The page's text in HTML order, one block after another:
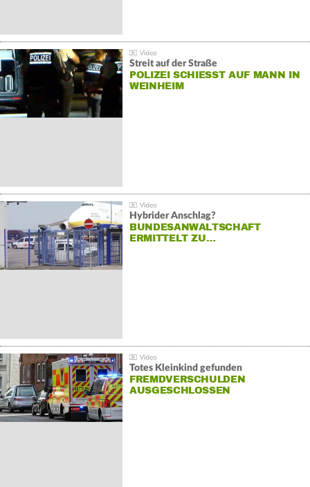
Streit auf der Straße
POLIZEI SCHIESST AUF MANN IN W
EINHEIM
Hybrider Anschlag?
BUNDESANWALTSCHAFT
ERMITTELT ZU…
Totes Kleinkind gefunden
FREMDVERSCHULDEN
AUSGESCHLOSSEN